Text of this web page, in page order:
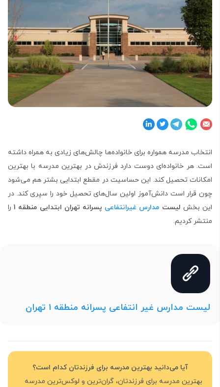
انتخاب مدرسه همواره برای خانواده‌ها چالش‌های زیادی به همراه داشته
است. هر خانواده‌ای دوست دارد فرزندش در بهترین مدرسه با بهترین
امکانات تحصیل کند. این حساسیت در مقطع ابتدایی بشتر هم می‌شود
چون قرار است دانش‌آموز اولین سال‌های تحصیل خود را سپری کند. در
این بخش لیست مدارس غیرانتفاعی پسرانه تهران ابتدایی منطقه 1 را
منتشر کردیم.
لیست مدارس غیر انتفاعی پسرانه منطقه ۱ تهران
آیا می‌دانید بهترین مدرسه برای فرزندتان کدام است؟
بهترین مدرسه برای فرزندتان، گران‌ترین و لوکس‌ترین مدرسه